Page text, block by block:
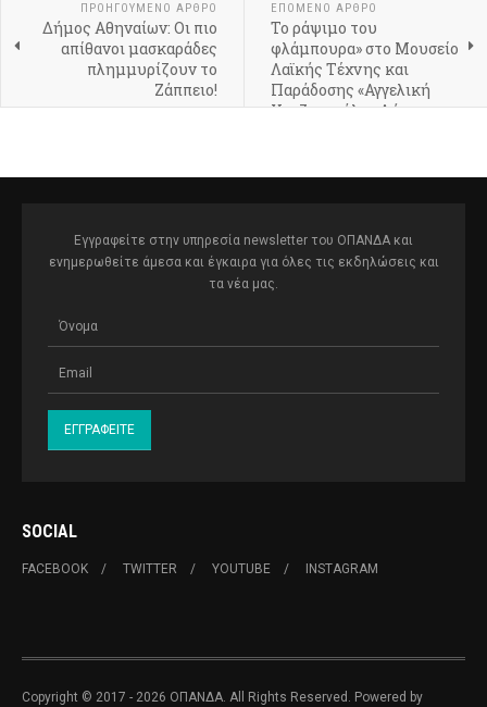
ΠΡΟΗΓΟΎΜΕΝΟ ΆΡΘΡΟ
Δήμος Αθηναίων: Οι πιο
απίθανοι μασκαράδες
πλημμυρίζουν το
Ζάππειο!
ΕΠΌΜΕΝΟ ΆΡΘΡΟ
Το ράψιμο του
φλάμπουρα» στο Μουσείο
Λαϊκής Τέχνης και
Παράδοσης «Αγγελική
Χατζημιχάλη» Δήμου
Εγγραφείτε στην υπηρεσία newsletter του ΟΠΑΝΔΑ και
ενημερωθείτε άμεσα και έγκαιρα για όλες τις εκδηλώσεις και
τα νέα μας.
SOCIAL
FACEBOOK TWITTER YOUTUBE INSTAGRAM
Copyright © 2017 - 2026 ΟΠΑΝΔΑ. All Rights Reserved. Powered by